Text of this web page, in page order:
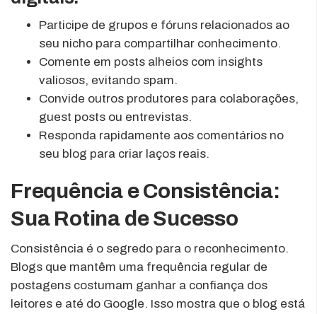
Participe de grupos e fóruns relacionados ao
seu nicho para compartilhar conhecimento.
Comente em posts alheios com insights
valiosos, evitando spam.
Convide outros produtores para colaborações,
guest posts ou entrevistas.
Responda rapidamente aos comentários no
seu blog para criar laços reais.
Frequência e Consistência:
Sua Rotina de Sucesso
Consistência é o segredo para o reconhecimento.
Blogs que mantêm uma frequência regular de
postagens costumam ganhar a confiança dos
leitores e até do Google. Isso mostra que o blog está